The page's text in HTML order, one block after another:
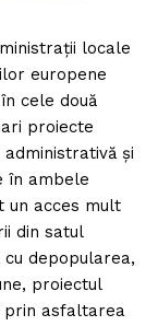
locale
europene
cele două
proiecte
și
în ambele
un acces mult
din satul
depopularea,
proiectul
asfaltarea